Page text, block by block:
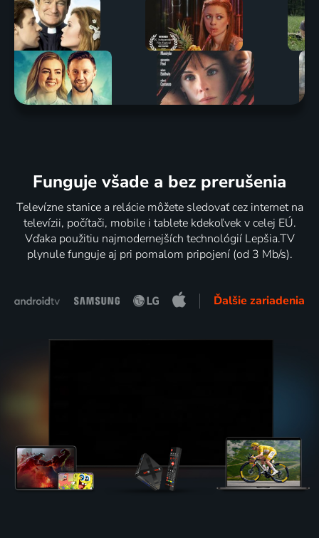
Funguje všade a bez prerušenia
Televízne stanice a relácie môžete sledovať cez internet na
televízii, počítači, mobile i tablete kdekoľvek v celej EÚ.
Vďaka použitiu najmodernejších technológií Lepšia.TV
plynule funguje aj pri pomalom pripojení (od 3 Mb/s).
Ďalšie zariadenia